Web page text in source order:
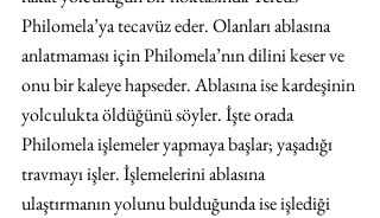
Philomela’ya tecavüz eder. Olanları ablasına
anlatmaması için Philomela’nın dilini keser ve
onu bir kaleye hapseder. Ablasına ise kardeşinin
yolculukta öldüğünü söyler. İşte orada
Philomela işlemeler yapmaya başlar; yaşadığı
travmayı işler. İşlemelerini ablasına
ulaştırmanın yolunu bulduğunda ise işlediği